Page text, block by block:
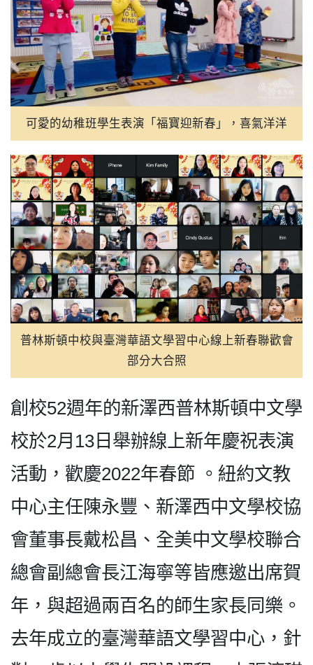
可愛的幼稚班學生表演「福寶迎新春」，喜氣洋洋
普林斯頓中校與臺灣華語文學習中心線上新春聯歡會
部分大合照
創校52週年的新澤西普林斯頓中文學
校於2月13日舉辦線上新年慶祝表演
活動，歡慶2022年春節 。紐約文教
中心主任陳永豐、新澤西中文學校協
會董事長戴松昌、全美中文學校聯合
總會副總會長江海寧等皆應邀出席賀
年，與超過兩百名的師生家長同樂。
去年成立的臺灣華語文學習中心，針